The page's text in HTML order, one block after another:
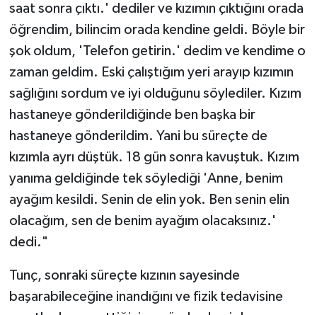
saat sonra çıktı.' dediler ve kızımın çıktığını orada
öğrendim, bilincim orada kendine geldi. Böyle bir
şok oldum, 'Telefon getirin.' dedim ve kendime o
zaman geldim. Eski çalıştığım yeri arayıp kızımın
sağlığını sordum ve iyi olduğunu söylediler. Kızım
hastaneye gönderildiğinde ben başka bir
hastaneye gönderildim. Yani bu süreçte de
kızımla ayrı düştük. 18 gün sonra kavuştuk. Kızım
yanıma geldiğinde tek söylediği 'Anne, benim
ayağım kesildi. Senin de elin yok. Ben senin elin
olacağım, sen de benim ayağım olacaksınız.'
dedi."
Tunç, sonraki süreçte kızının sayesinde
başarabileceğine inandığını ve fizik tedavisine